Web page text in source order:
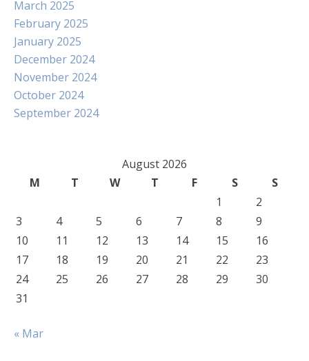
March 2025
February 2025
January 2025
December 2024
November 2024
October 2024
September 2024
August 2026
M
T W T F S
S
1
2
3
4 5 6 7 8
9
10
11 12 13 14 15
16
17
18 19 20 21 22
23
24
25 26 27 28 29
30
31
« Mar